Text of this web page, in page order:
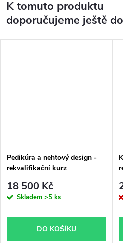
K tomuto produktu
doporučujeme ještě
Pedikúra a nehtový design -
rekvalifikační kurz
18 500 Kč
Skladem >5 ks
DO KOŠÍKU